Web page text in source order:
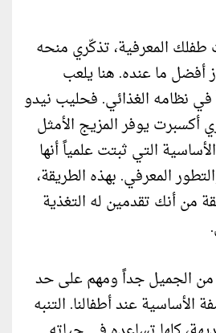
المعرفية، تذكّري منحه
أفضل ما عنده. هنا يلعب
نظامه الغذائي. فحليب نيدو
أكسبرت يوفر المزيج الأمثل
التي ثبتت علمياً أنها
المعرفي. بهذه الطريقة،
من أنك تقدمين له التغذية
من الجميل جداً ومهم على حد
عند أطفالنا. التنبه